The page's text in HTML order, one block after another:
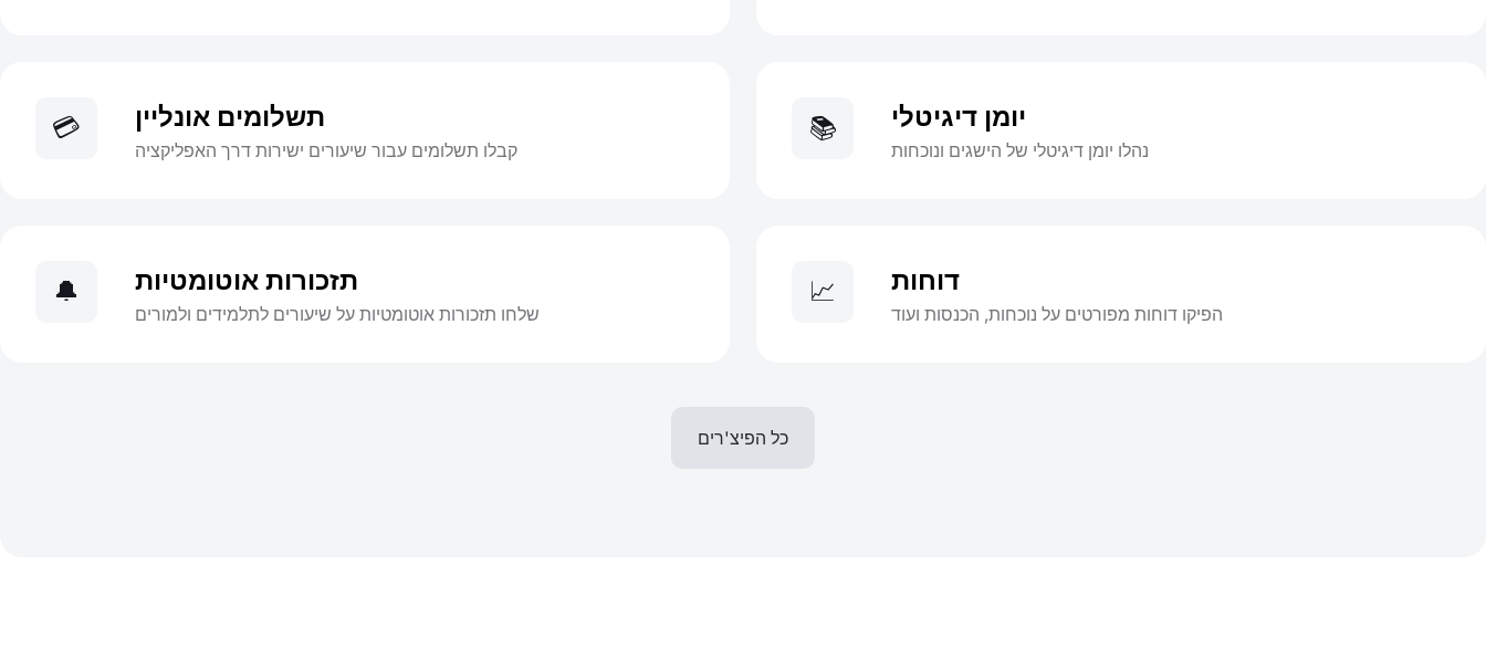
💳 תשלומים אונליין
קבלו תשלומים עבור שיעורים ישירות דרך האפליקציה
📚 יומן דיגיטלי
נהלו יומן דיגיטלי של הישגים ונוכחות
🔔 תזכורות אוטומטיות
שלחו תזכורות אוטומטיות על שיעורים לתלמידים ולמורים
📈 דוחות
הפיקו דוחות מפורטים על נוכחות, הכנסות ועוד
כל הפיצ'רים